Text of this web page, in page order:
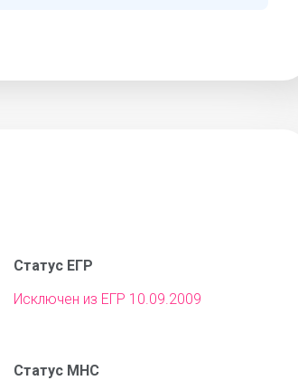
Статус ЕГР
Исключен из ЕГР 10.09.2009
Статус МНС